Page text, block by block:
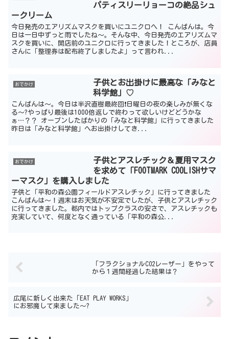
パティスリーリョーコの絶品シュ
ークリーム
今日発売のエアリズムマスクを買いにユニクロへ！ こんばんは。今
日は一日中ずっと雨でしたね～。そんな中、今日発売のエアリズムマ
スクを買いに、開店前のユニクロに行ってきました！ところが、店員
さんに「整理券は配布終了しましたよ」って言われ...
おでかけ
子供とお出掛けに最高な「みなと
科学館」♡
こんばんは〜。今日は半沢直樹最終回❗日曜日の夜の楽しみが無くな
る〜?やっぱり最後は1000倍返しで終わって欲しいけどどうかな
ぁ…？？ オープンしたばかりの「みなと科学館」に行ってきました
昨日は「みなと科学館」へお出掛けしてき...
おでかけ
子供とアスレチック＆夏用マスク
を求めて「FOOTMARK COOLISHサマ
ーマスク」を購入しました
子供と「平和の森公園フィールドアスレチック」に行ってきました
こんばんは～！週末はお天気が不安定でしたが、子供とアスレチック
に行ってきました。都内ではトップクラスの安さで、アスレチックも
充実していて、何度となく通っている「平和の森公...
「フラクショナルCO2レーザー」をやって
から１週間経過した結果は？
広尾に新しく出来た「EAT PLAY WORKS」
にお邪魔して来ました〜?